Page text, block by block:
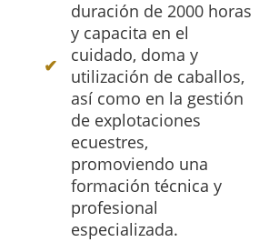
duración de 2000 horas
y capacita en el
cuidado, doma y
utilización de caballos,
así como en la gestión
de explotaciones
ecuestres,
promoviendo una
formación técnica y
profesional
especializada.